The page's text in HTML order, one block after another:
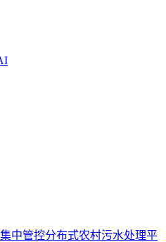
集中管控分布式农村污水处理平